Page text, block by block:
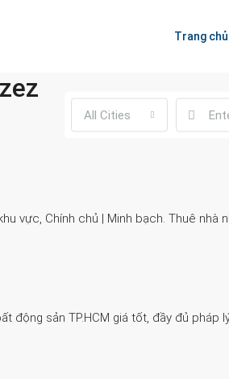
Trang chủ
All Cities
vực, Chính chủ | Minh bạch. Thuê nhà
động sản TP.HCM giá tốt, đầy đủ